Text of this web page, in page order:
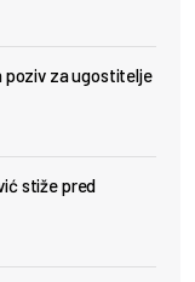
poziv za ugostitelje
stiže pred